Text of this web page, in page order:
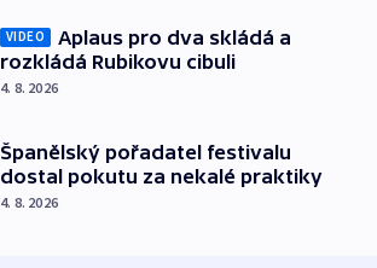
VIDEO
Aplaus pro dva skládá a
rozkládá Rubikovu cibuli
4. 8. 2026
Španělský pořadatel festivalu
dostal pokutu za nekalé praktiky
4. 8. 2026